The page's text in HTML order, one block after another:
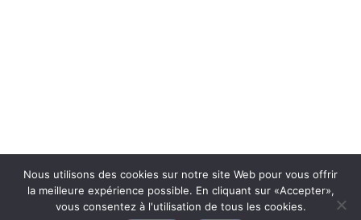
Nous utilisons des cookies sur notre site Web pour vous offrir
la meilleure expérience possible. En cliquant sur «Accepter»,
vous consentez à l'utilisation de tous les cookies.